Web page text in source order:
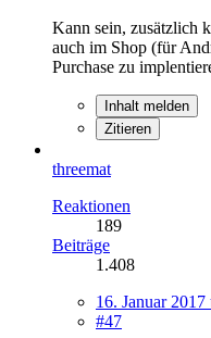
Kann sein, zusätzlich
auch im Shop (für
Purchase zu
Inhalt melden
Zitieren
threemat
Reaktionen
189
Beiträge
1.408
16. Januar
#47